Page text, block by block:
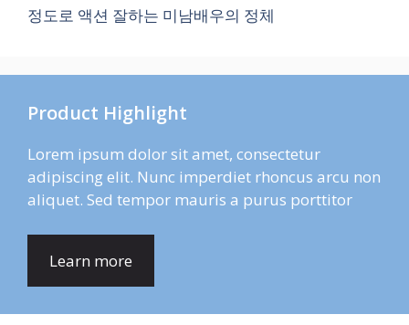
정도로 액션 잘하는 미남배우의 정체
Product Highlight
Lorem ipsum dolor sit amet, consectetur
adipiscing elit. Nunc imperdiet rhoncus arcu non
aliquet. Sed tempor mauris a purus porttitor
Learn more